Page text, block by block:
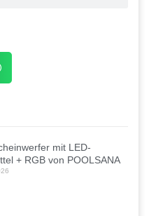
mit LED-
+ RGB von POOLSANA